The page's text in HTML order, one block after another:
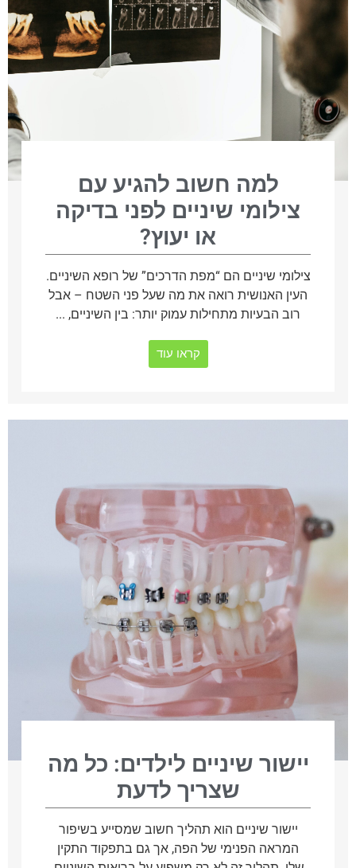
למה חשוב להגיע עם
צילומי שיניים לפני בדיקה
או יעוץ?
צילומי שיניים הם “מפת הדרכים” של רופא השיניים.
העין האנושית רואה את מה שעל פני השטח – אבל
רוב הבעיות מתחילות עמוק יותר: בין השיניים, ...
קראו עוד
יישור שיניים לילדים: כל מה
שצריך לדעת
יישור שיניים הוא תהליך חשוב שמסייע בשיפור
המראה הפנימי של הפה, אך גם בתפקוד התקין